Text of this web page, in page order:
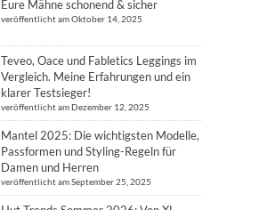
Eure Mähne schonend & sicher
veröffentlicht am Oktober 14, 2025
Teveo, Oace und Fabletics Leggings im
Vergleich. Meine Erfahrungen und ein
klarer Testsieger!
veröffentlicht am Dezember 12, 2025
Mantel 2025: Die wichtigsten Modelle,
Passformen und Styling-Regeln für
Damen und Herren
veröffentlicht am September 25, 2025